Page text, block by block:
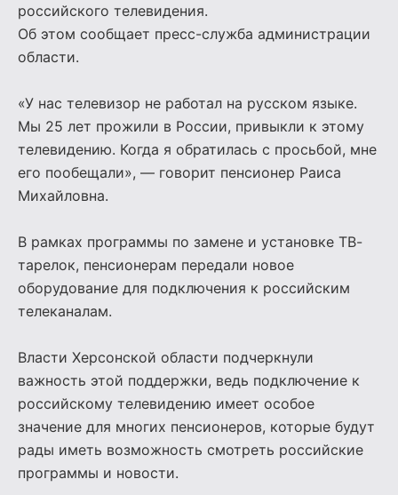
российского телевидения.
Об этом сообщает пресс-служба администрации
области.
«У нас телевизор не работал на русском языке.
Мы 25 лет прожили в России, привыкли к этому
телевидению. Когда я обратилась с просьбой, мне
его пообещали», — говорит пенсионер Раиса
Михайловна.
В рамках программы по замене и установке ТВ-
тарелок, пенсионерам передали новое
оборудование для подключения к российским
телеканалам.
Власти Херсонской области подчеркнули
важность этой поддержки, ведь подключение к
российскому телевидению имеет особое
значение для многих пенсионеров, которые будут
рады иметь возможность смотреть российские
программы и новости.